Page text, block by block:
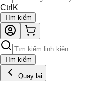
Ctrl K
Tìm kiếm
Tìm kiếm
Quay lại